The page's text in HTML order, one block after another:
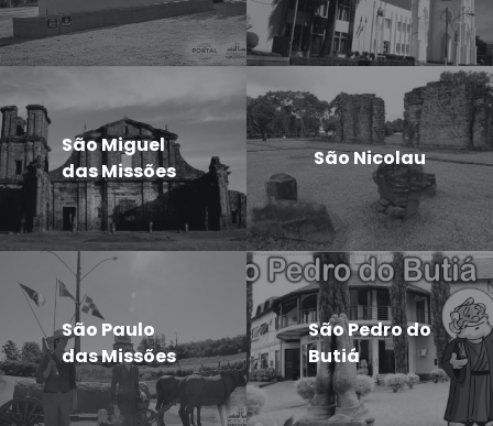
São Miguel
das Missões
São Nicolau
São Paulo
das Missões
São Pedro do
Butiá